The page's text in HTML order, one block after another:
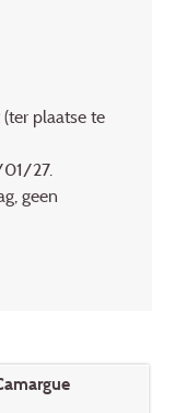
plaatse te
27.
geen